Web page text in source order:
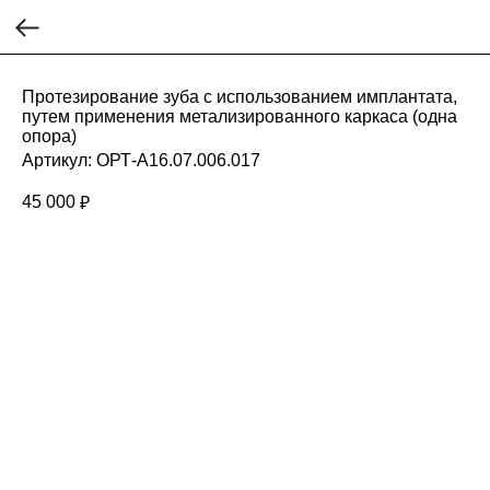
Протезирование зуба с использованием имплантата,
путем применения метализированного каркаса (одна
опора)
Артикул: ОРТ-A16.07.006.017
45 000 ₽